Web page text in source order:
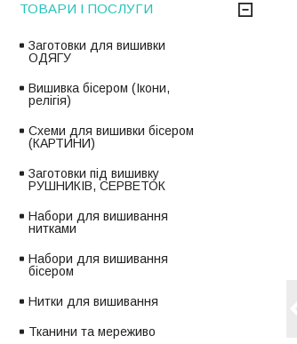
ТОВАРИ І ПОСЛУГИ
Заготовки для вишивки
ОДЯГУ
Вишивка бісером (Ікони,
релігія)
Схеми для вишивки бісером
(КАРТИНИ)
Заготовки під вишивку
РУШНИКІВ, СЕРВЕТОК
Набори для вишивання
нитками
Набори для вишивання
бісером
Нитки для вишивання
Тканини та мереживо